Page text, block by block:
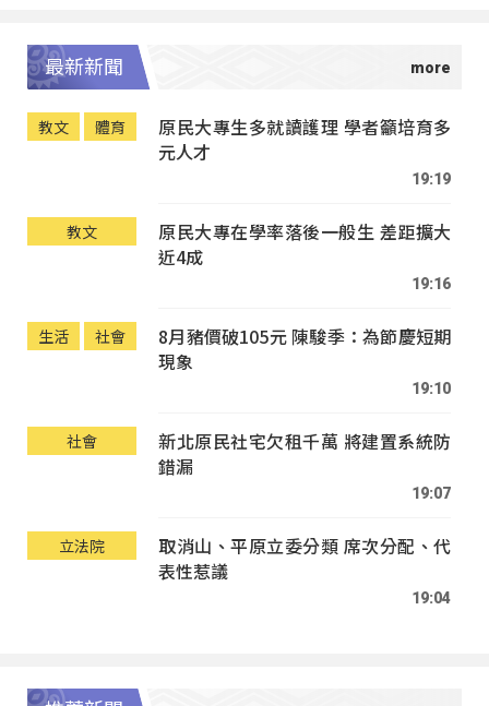
最新新聞
教文 體育
原民大專生多就讀護理 學者籲培育多
元人才
19:19
教文
原民大專在學率落後一般生 差距擴大
近4成
19:16
生活 社會
8月豬價破105元 陳駿季：為節慶短期
現象
19:10
社會
新北原民社宅欠租千萬 將建置系統防
錯漏
19:07
立法院
取消山、平原立委分類 席次分配、代
表性惹議
19:04